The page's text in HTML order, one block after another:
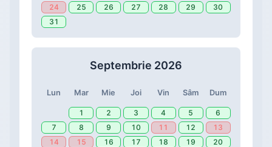
24
25 26 27 28 29
30
31
Septembrie 2026
Lun Mar Mie Joi Vin Sâm Dum
1 2 3 4 5
6
7
8 9 10 11 12
13
14
15 16 17 18 19
20